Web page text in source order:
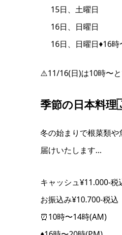
15日、土曜日
16日、日曜日
16日、日曜日♦️16時
⚠️11/16(日)は10時〜
季節の日本料
冬の始まりで根菜類
届けいたします…
キャッシュ¥11.000-税
お振込み¥10.700-税込
⏰10時〜14時(AM)